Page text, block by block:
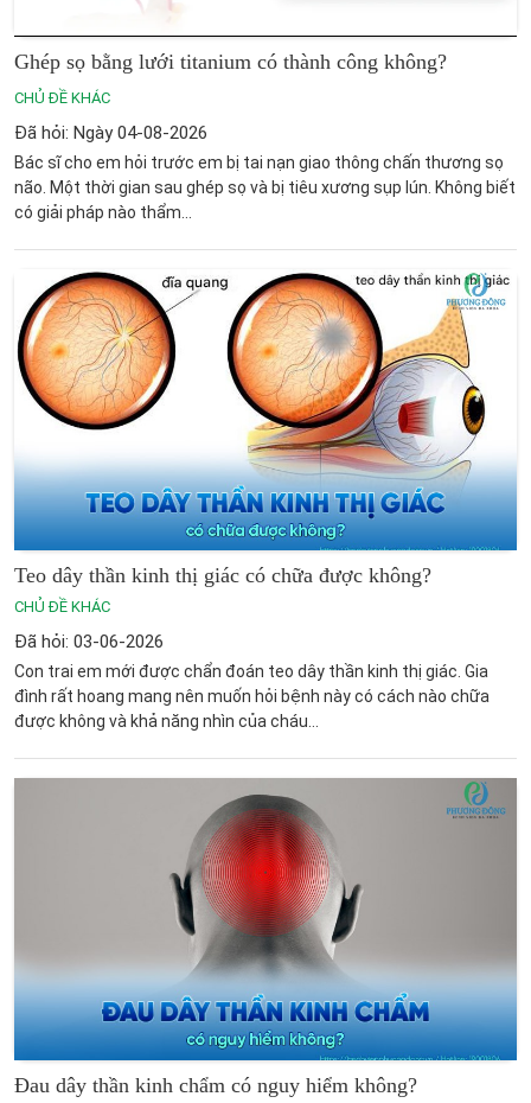
Ghép sọ bằng lưới titanium có thành công không?
CHỦ ĐỀ KHÁC
Đã hỏi: Ngày 04-08-2026
Bác sĩ cho em hỏi trước em bị tai nạn giao thông chấn thương sọ
não. Một thời gian sau ghép sọ và bị tiêu xương sụp lún. Không biết
có giải pháp nào thẩm...
Teo dây thần kinh thị giác có chữa được không?
CHỦ ĐỀ KHÁC
Đã hỏi: 03-06-2026
Con trai em mới được chẩn đoán teo dây thần kinh thị giác. Gia
đình rất hoang mang nên muốn hỏi bệnh này có cách nào chữa
được không và khả năng nhìn của cháu...
Đau dây thần kinh chẩm có nguy hiểm không?
ĐĂNG KÝ TƯ VẤN MIỄN PHÍ !